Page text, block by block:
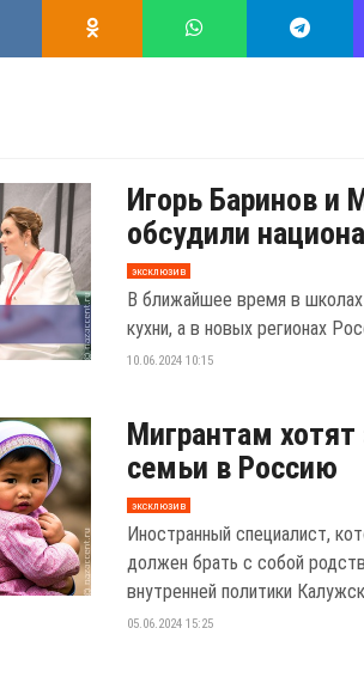
Игорь Баринов и
обсудили
эксклюзив
В ближайшее время в
кухни, а в новых регионах
10.06.2024 10:15
Мигрантам хотят
семьи в Россию
эксклюзив
Иностранный специалист,
должен брать с собой
внутренней политики
05.06.2024 15:25